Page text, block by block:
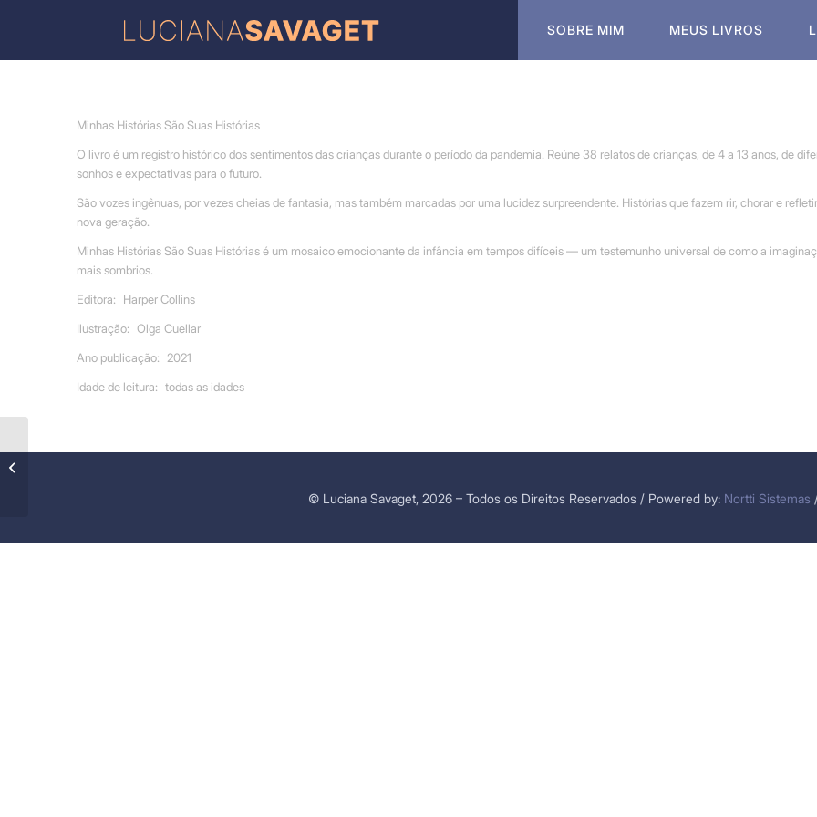
SOBRE MIM MEUS LIVROS
Minhas Histórias São Suas Histórias
O livro é um registro histórico dos sentimentos das crianças durante o período da pandemia. Reúne 38 relatos de crianças, de 4 a 13 anos, de
sonhos e expectativas para o futuro.
São vozes ingênuas, por vezes cheias de fantasia, mas também marcadas por uma lucidez surpreendente. Histórias que fazem rir, chorar e
nova geração.
Minhas Histórias São Suas Histórias é um mosaico emocionante da infância em tempos difíceis — um testemunho universal de como a
mais sombrios.
Editora: Harper Collins
Ilustração: Olga Cuellar
Ano publicação: 2021
Idade de leitura: todas as idades
© Luciana Savaget, 2026 – Todos os Direitos Reservados / Powered by: Nortti Sistemas